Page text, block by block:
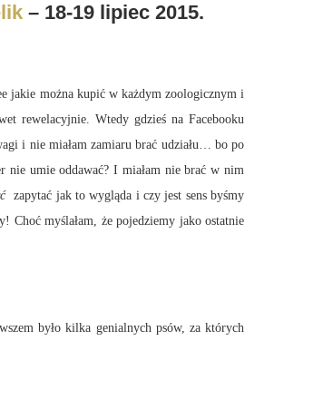
– 18-19 lipiec 2015.
można kupić w każdym zoologicznym i
rewelacyjnie. Wtedy gdzieś na Facebooku
i nie miałam zamiaru brać udziału… bo po
nie umie oddawać? I miałam nie brać w nim
zapytać jak to wygląda i czy jest sens byśmy
Choć myślałam, że pojedziemy jako ostatnie
było kilka genialnych psów, za których